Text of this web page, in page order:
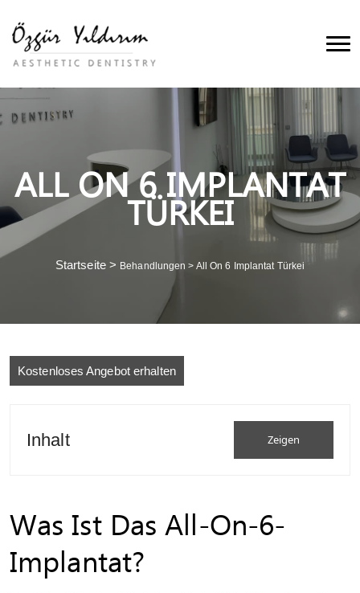
ALL ON 6 IMPLANTAT
TÜRKEI
Startseite> Behandlungen> All On 6 Implantat Türkei
Kostenloses Angebot erhalten
Inhalt Zeigen
Was Ist Das All-On-6-
Implantat?